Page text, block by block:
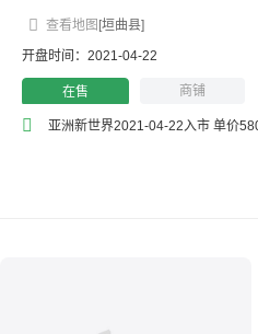
[垣曲县]
查看地图
开盘时间：2021-04-22
在售 商铺
亚洲新世界2021-04-22入市 单价